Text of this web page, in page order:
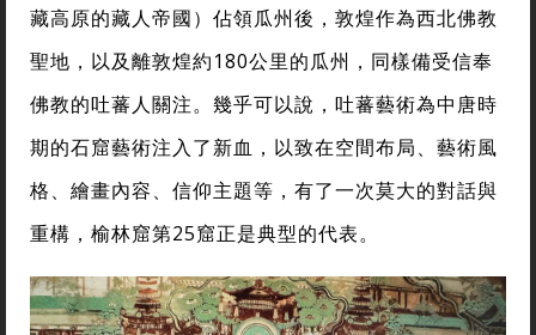
藏高原的藏人帝國）佔領瓜州後，敦煌作為西北佛教
聖地，以及離敦煌約180公里的瓜州，同樣備受信奉
佛教的吐蕃人關注。幾乎可以說，吐蕃藝術為中唐時
期的石窟藝術注入了新血，以致在空間布局、藝術風
格、繪畫內容、信仰主題等，有了一次莫大的對話與
重構，榆林窟第25窟正是典型的代表。